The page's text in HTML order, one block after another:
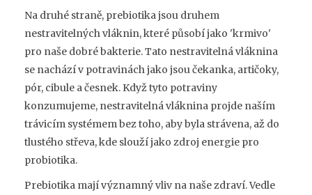
Na druhé straně, prebiotika jsou druhem
nestravitelných vláknin, které působí jako 'krmivo'
pro naše dobré bakterie. Tato nestravitelná vláknina
se nachází v potravinách jako jsou čekanka, artičoky,
pór, cibule a česnek. Když tyto potraviny
konzumujeme, nestravitelná vláknina projde naším
trávicím systémem bez toho, aby byla strávena, až do
tlustého střeva, kde slouží jako zdroj energie pro
probiotika.
Prebiotika mají významný vliv na naše zdraví. Vedle